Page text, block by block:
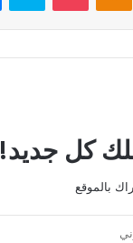
كل جديد!
بالموقع